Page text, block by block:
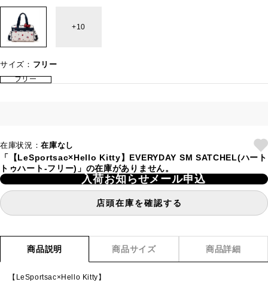
10
サイズ： フリー
フリー
在庫状況：在庫なし
「【LeSportsac×Hello Kitty】EVERYDAY SM SATCHEL(ハート
トゥハート-フリー)」の在庫がありません。
入荷お知らせメール申込
店頭在庫を確認する
商品説明 商品サイズ 商品詳細
【LeSportsac×Hello Kitty】